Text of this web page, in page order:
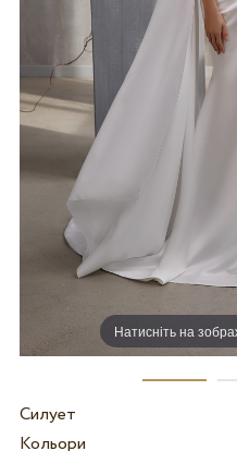
Натисніть на
Силует
Кольори